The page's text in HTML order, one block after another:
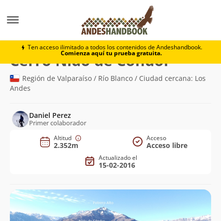
Ten acceso ilimitado a todos los contenidos de Andeshandbook.
Comienza aquí tu prueba gratuita.
Cerro Nido de Cóndor
Cerro Nido de Cóndor
Región de Valparaíso / Río Blanco / Ciudad cercana: Los
Andes
Daniel Perez
Primer colaborador
Altitud
2.352m
Acceso
Acceso libre
Actualizado el
15-02-2016